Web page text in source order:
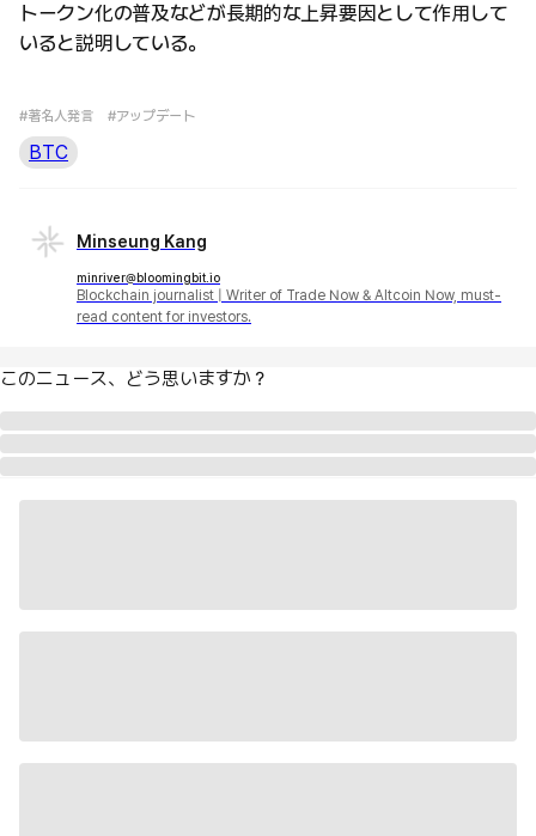
トークン化の普及などが長期的な上昇要因として作用して
いると説明している。
#著名人発言 #アップデート
BTC
Minseung Kang
minriver@bloomingbit.io
Blockchain journalist | Writer of Trade Now & Altcoin Now, must-
read content for investors.
このニュース、どう思いますか？